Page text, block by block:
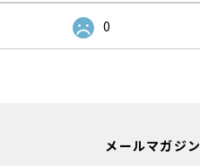
0
メールマガジ